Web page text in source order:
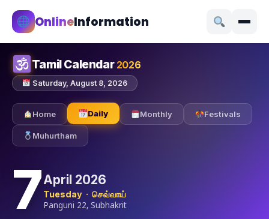
OnlineInformation
Tamil Calendar 2026
Saturday, August 8, 2026
Home Daily Monthly Festivals
Muhurtham
7April 2026
Tuesday · செவ்வாய்
Panguni 22, Subhakrit